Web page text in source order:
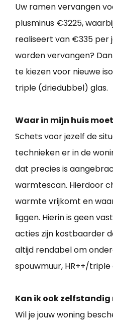
Uw ramen vervangen
plusminus €3225,
realiseert van €335 per
worden vervangen?
te kiezen voor nieuwe
triple (driedubbel) glas.
Waar in mijn huis
Schets voor jezelf de
technieken er in de
dat precies is
warmtescan. Hierdoor
warmte vrijkomt en
liggen. Hierin is geen
acties zijn kostbaarder
altijd rendabel om
spouwmuur, HR++/
Kan ik ook
Wil je jouw woning